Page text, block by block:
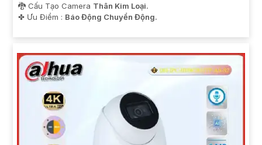
🐉️ Cấu Tạo Camera Thân Kim Loại.
️✤ Ưu Điểm : Báo Động Chuyển Động.